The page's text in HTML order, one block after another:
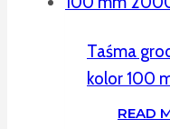
Taśma
kolor 100
READ